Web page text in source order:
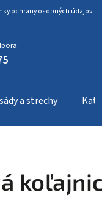
ochrany osobných údajov
a strechy